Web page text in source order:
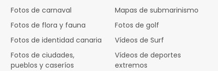
Fotos de carnaval
Fotos de flora y fauna
Fotos de identidad canaria
Fotos de ciudades,
pueblos y caseríos
Mapas de submarinismo
Fotos de golf
Vídeos de Surf
Vídeos de deportes
extremos